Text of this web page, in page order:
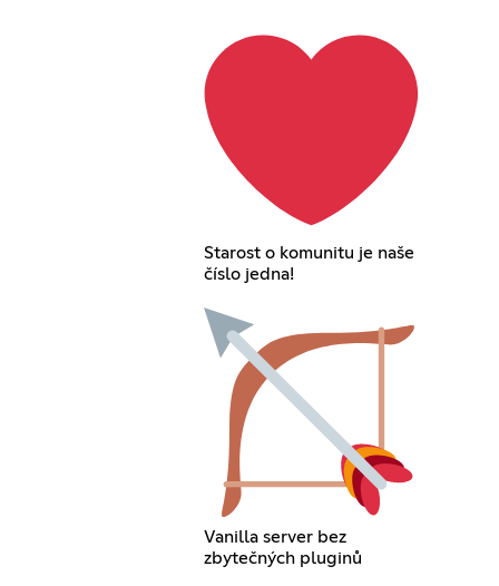
Starost o komunitu je naše
číslo jedna!
Vanilla server bez
zbytečných pluginů